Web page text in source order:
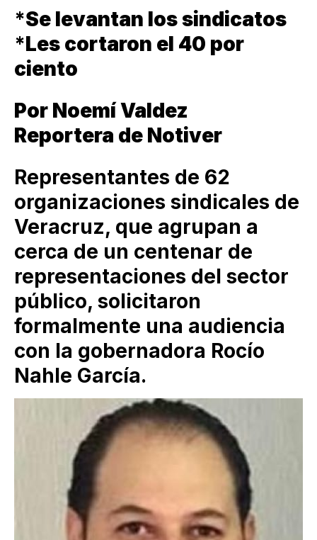
*Se levantan los sindicatos
*Les cortaron el 40 por
ciento
Por Noemí Valdez
Reportera de Notiver
Representantes de 62
organizaciones sindicales de
Veracruz, que agrupan a
cerca de un centenar de
representaciones del sector
público, solicitaron
formalmente una audiencia
con la gobernadora Rocío
Nahle García.